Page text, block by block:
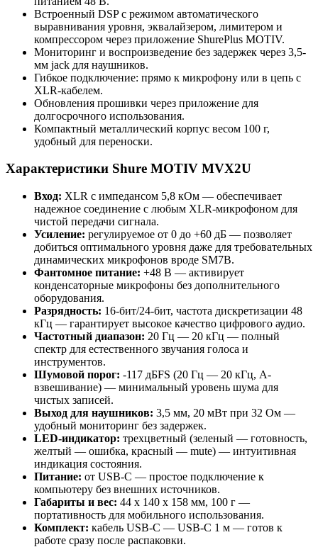
Встроенный DSP с режимом автоматического
выравнивания уровня, эквалайзером, лимитером и
компрессором через приложение ShurePlus MOTIV.
Мониторинг и воспроизведение без задержек через 3,5-
мм jack для наушников.
Гибкое подключение: прямо к микрофону или в цепь с
XLR-кабелем.
Обновления прошивки через приложение для
долгосрочного использования.
Компактный металлический корпус весом 100 г,
удобный для переноски.
Характеристики Shure MOTIV MVX2U
Вход: XLR с импедансом 5,8 кОм — обеспечивает
надежное соединение с любым XLR-микрофоном для
чистой передачи сигнала.
Усиление: регулируемое от 0 до +60 дБ — позволяет
добиться оптимального уровня даже для требовательных
динамических микрофонов вроде SM7B.
Фантомное питание: +48 В — активирует
конденсаторные микрофоны без дополнительного
оборудования.
Разрядность: 16-бит/24-бит, частота дискретизации 48
кГц — гарантирует высокое качество цифрового аудио.
Частотный диапазон: 20 Гц — 20 кГц — полный
спектр для естественного звучания голоса и
инструментов.
Шумовой порог: -117 дБFS (20 Гц — 20 кГц, A-
взвешивание) — минимальный уровень шума для
чистых записей.
Выход для наушников: 3,5 мм, 20 мВт при 32 Ом —
удобный мониторинг без задержек.
LED-индикатор: трехцветный (зеленый — готовность,
желтый — ошибка, красный — mute) — интуитивная
индикация состояния.
Питание: от USB-C — простое подключение к
компьютеру без внешних источников.
Габариты и вес: 44 x 140 x 158 мм, 100 г —
портативность для мобильного использования.
Комплект: кабель USB-C — USB-C 1 м — готов к
работе сразу после распаковки.